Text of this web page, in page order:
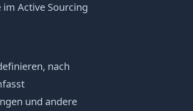
Active Sourcing
nach
und andere